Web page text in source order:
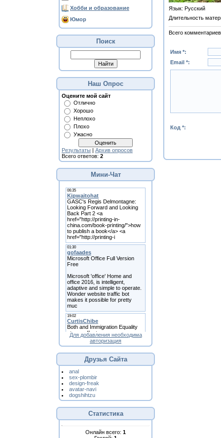
Хобби и образование
Юмор
Поиск
Наш Опрос
Оцените мой сайт
Отлично
Хорошо
Неплохо
Плохо
Ужасно
Результаты | Архив опросов
Всего ответов: 2
Мини-Чат
Для добавления необходима
авторизация
Друзья Сайта
anal
sex-plombir
design-freak
avatar-navi
dogshihtzu
Статистика
Онлайн всего: 1
Язык: Русский
Длительность
Всего комментариев
Имя *:
Email *:
Код *: